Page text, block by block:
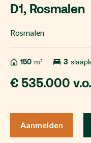
D1, Rosmalen
Rosmalen
150 m² 3
€ 535.000
Aanmelden